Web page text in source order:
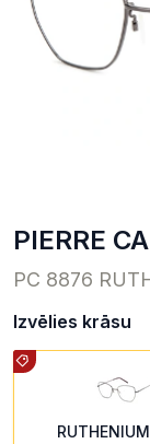
PIERRE
PC 8876
Izvēlies krāsu